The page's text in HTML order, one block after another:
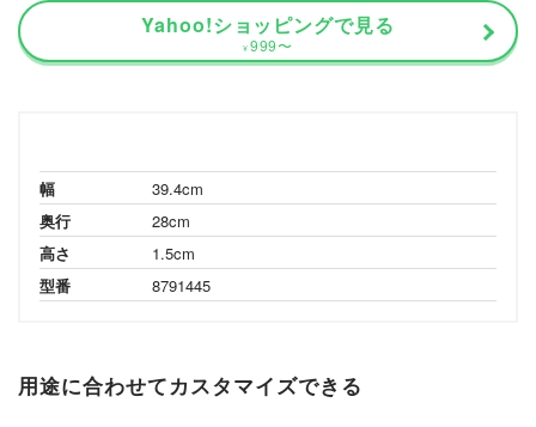
Yahoo!ショッピングで見る
¥ 999〜
幅
39.4cm
奥行
28cm
高さ
1.5cm
型番
8791445
用途に合わせてカスタマイズできる